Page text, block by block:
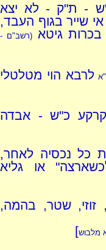
- ת"ק - לא יצא
שייר בגוף העבד,
בכרות גיטא(רשב"ם -
לרבא הוי מטלטלי
קרקע כ"ש - אבדה
כל נכסיה לאחר,
או גליא
זוזי, שטר, בהמה,
מלבוש]